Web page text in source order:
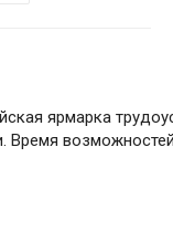
ярмарка
Время